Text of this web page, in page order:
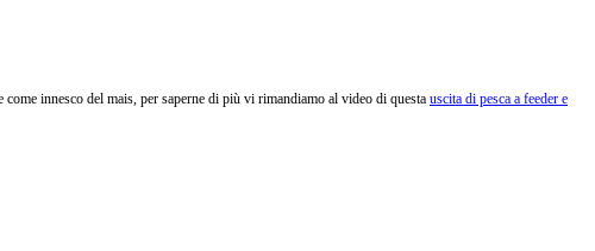
innesco del mais, per saperne di più vi rimandiamo al video di questa uscita di pesca a feeder e